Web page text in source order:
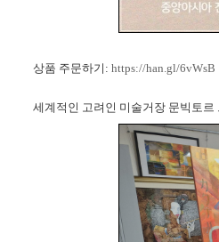
상품 주문하기: https://han.gl/6vWsB
세계적인 고려인 미술거장 문빅토르